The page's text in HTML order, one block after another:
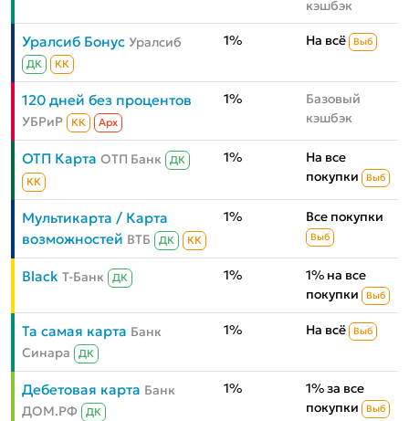
кэшбэк
Уралсиб Бонус Уралсиб
ДК КК
1% На всё Выб
120 дней без процентов
УБРиР КК Aрх
1%
Базовый
кэшбэк
ОТП Карта ОТП Банк
ДК
КК
1%
На все
покупки
Выб
Мультикарта / Карта
возможностей ВТБ ДК КК
1% Все покупки
Выб
Black Т-Банк ДК 1%
1% на все
покупки
Выб
Та самая карта Банк
Синара
ДК
1% На всё Выб
Дебетовая карта Банк
ДОМ.РФ
ДК
1%
1% за все
покупки
Выб